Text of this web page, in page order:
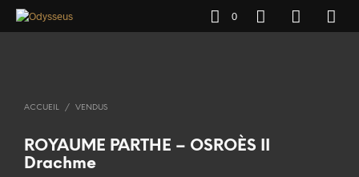
0
ACCUEIL / VENDUS
ROYAUME PARTHE – OSROÈS II
Drachme